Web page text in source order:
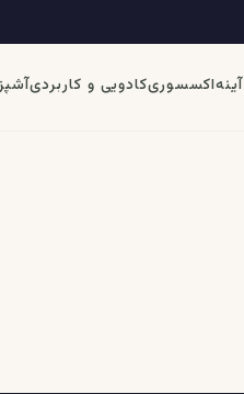
آینهاکسسوریکادویی و کاربردی